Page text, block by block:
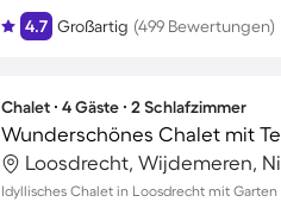
4.7 Großartig (499 Bewertungen)
Chalet ∙ 4 Gäste ∙ 2 Schlafzimmer
Loosdrecht, Wijdemeren,
Idyllisches Chalet in Loosdrecht mit